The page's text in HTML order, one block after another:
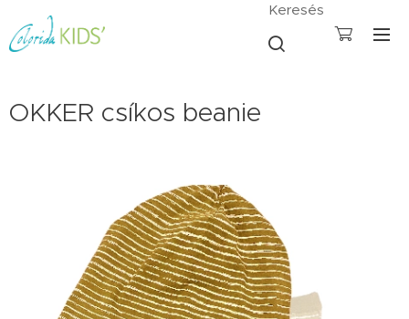
Keresés
OKKER csíkos beanie